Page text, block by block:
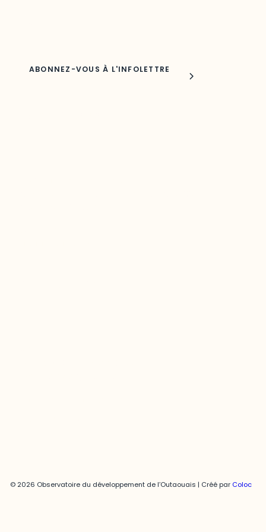
© 2026 Observatoire du développement de l’Outaouais | Créé par Coloc